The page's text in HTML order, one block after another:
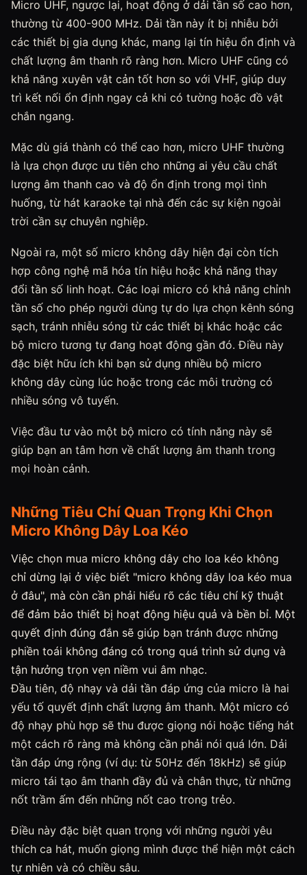
Micro UHF, ngược lại, hoạt động ở dải tần số cao hơn,
thường từ 400-900 MHz. Dải tần này ít bị nhiễu bởi
các thiết bị gia dụng khác, mang lại tín hiệu ổn định và
chất lượng âm thanh rõ ràng hơn. Micro UHF cũng có
khả năng xuyên vật cản tốt hơn so với VHF, giúp duy
trì kết nối ổn định ngay cả khi có tường hoặc đồ vật
chắn ngang.
Mặc dù giá thành có thể cao hơn, micro UHF thường
là lựa chọn được ưu tiên cho những ai yêu cầu chất
lượng âm thanh cao và độ ổn định trong mọi tình
huống, từ hát karaoke tại nhà đến các sự kiện ngoài
trời cần sự chuyên nghiệp.
Ngoài ra, một số micro không dây hiện đại còn tích
hợp công nghệ mã hóa tín hiệu hoặc khả năng thay
đổi tần số linh hoạt. Các loại micro có khả năng chỉnh
tần số cho phép người dùng tự do lựa chọn kênh sóng
sạch, tránh nhiễu sóng từ các thiết bị khác hoặc các
bộ micro tương tự đang hoạt động gần đó. Điều này
đặc biệt hữu ích khi bạn sử dụng nhiều bộ micro
không dây cùng lúc hoặc trong các môi trường có
nhiều sóng vô tuyến.
Việc đầu tư vào một bộ micro có tính năng này sẽ
giúp bạn an tâm hơn về chất lượng âm thanh trong
mọi hoàn cảnh.
Những Tiêu Chí Quan Trọng Khi Chọn
Micro Không Dây Loa Kéo
Việc chọn mua micro không dây cho loa kéo không
chỉ dừng lại ở việc biết "micro không dây loa kéo mua
ở đâu", mà còn cần phải hiểu rõ các tiêu chí kỹ thuật
để đảm bảo thiết bị hoạt động hiệu quả và bền bỉ. Một
quyết định đúng đắn sẽ giúp bạn tránh được những
phiền toái không đáng có trong quá trình sử dụng và
tận hưởng trọn vẹn niềm vui âm nhạc.
Đầu tiên, độ nhạy và dải tần đáp ứng của micro là hai
yếu tố quyết định chất lượng âm thanh. Một micro có
độ nhạy phù hợp sẽ thu được giọng nói hoặc tiếng hát
một cách rõ ràng mà không cần phải nói quá lớn. Dải
tần đáp ứng rộng (ví dụ: từ 50Hz đến 18kHz) sẽ giúp
micro tái tạo âm thanh đầy đủ và chân thực, từ những
nốt trầm ấm đến những nốt cao trong trẻo.
Điều này đặc biệt quan trọng với những người yêu
thích ca hát, muốn giọng mình được thể hiện một cách
tự nhiên và có chiều sâu.